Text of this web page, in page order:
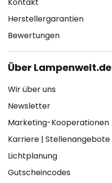
Herstellergarantien
Bewertungen
Über Lampenwelt.de
Wir über uns
Newsletter
Marketing-Kooperationen
Karriere | Stellenangebote
Lichtplanung
Gutscheincodes